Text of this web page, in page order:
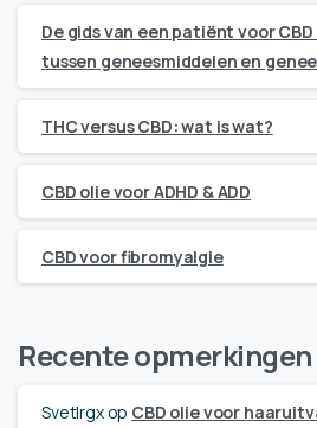
De gids van een patiënt voor
tussen geneesmiddelen en
THC versus CBD: wat is wat?
CBD olie voor ADHD & ADD
CBD voor fibromyalgie
Recente opmerkingen
Svetlrgxop CBD olie voor